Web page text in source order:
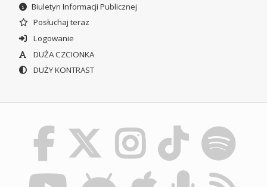
Biuletyn Informacji Publicznej
Posłuchaj teraz
Logowanie
DUŻA CZCIONKA
DUŻY KONTRAST